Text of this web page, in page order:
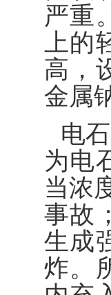
严重
上
高，
金属
电
为电
当浓
事故
生成
炸。